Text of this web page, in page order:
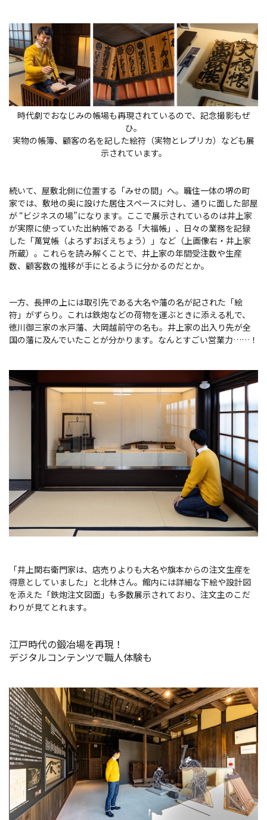
時代劇でおなじみの帳場も再現されているので、記念撮影もぜ
ひ。
実物の帳簿、顧客の名を記した絵符（実物とレプリカ）なども展
示されています。
続いて、屋敷北側に位置する「みせの間」へ。職住一体の堺の町
家では、敷地の奥に設けた居住スペースに対し、通りに面した部屋
が “ビジネスの場”になります。ここで展示されているのは井上家
が実際に使っていた出納帳である「大福帳」、日々の業務を記録
した「萬覚帳（よろずおぼえちょう）」など （上画像右・井上家
所蔵） 。これらを読み解くことで、井上家の年間受注数や生産
数、顧客数の推移が手にとるように分かるのだとか。
一方、長押の上には取引先である大名や藩の名が記された「絵
符」がずらり。これは鉄炮などの荷物を運ぶときに添える札で、
徳川御三家の水戸藩、大岡越前守の名も。井上家の出入り先が全
国の藩に及んでいたことが分かります。なんとすごい営業力……！
「井上関右衛門家は、店売りよりも大名や旗本からの注文生産を
得意としていました」と北林さん。館内には詳細な下絵や設計図
を添えた「鉄炮注文図面」も多数展示されており、注文主のこだ
わりが見てとれます。
江戸時代の鍛冶場を再現！
デジタルコンテンツで職人体験も